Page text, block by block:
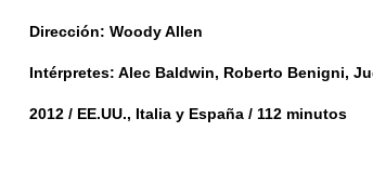
Dirección: Woody Allen
Intérpretes: Alec Baldwin, Roberto Benigni,
2012 / EE.UU., Italia y España / 112 minutos